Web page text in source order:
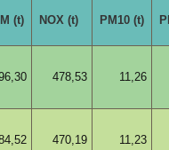
(t) NOX (t) PM10 (t)
478,53 11,26
470,19 11,23